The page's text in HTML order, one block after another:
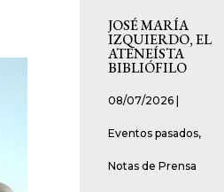
JOSÉ MARÍA
IZQUIERDO, EL
ATENEÍSTA
BIBLIÓFILO
08/07/2026
Eventos pasados,
Notas de Prensa